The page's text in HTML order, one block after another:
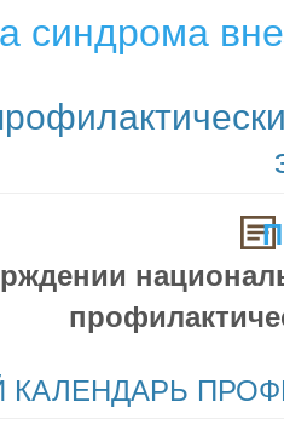
синдрома